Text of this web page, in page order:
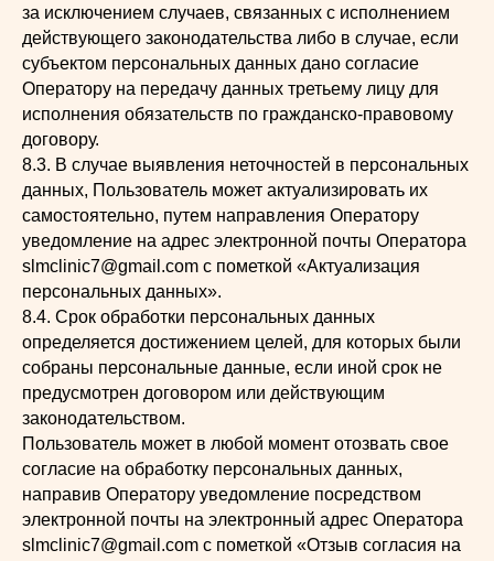
за исключением случаев, связанных с исполнением
действующего законодательства либо в случае, если
субъектом персональных данных дано согласие
Оператору на передачу данных третьему лицу для
исполнения обязательств по гражданско-правовому
договору.
8.3. В случае выявления неточностей в персональных
данных, Пользователь может актуализировать их
самостоятельно, путем направления Оператору
уведомление на адрес электронной почты Оператора
slmclinic7@gmail.com с пометкой «Актуализация
персональных данных».
8.4. Срок обработки персональных данных
определяется достижением целей, для которых были
собраны персональные данные, если иной срок не
предусмотрен договором или действующим
законодательством.
Пользователь может в любой момент отозвать свое
согласие на обработку персональных данных,
направив Оператору уведомление посредством
электронной почты на электронный адрес Оператора
slmclinic7@gmail.com с пометкой «Отзыв согласия на